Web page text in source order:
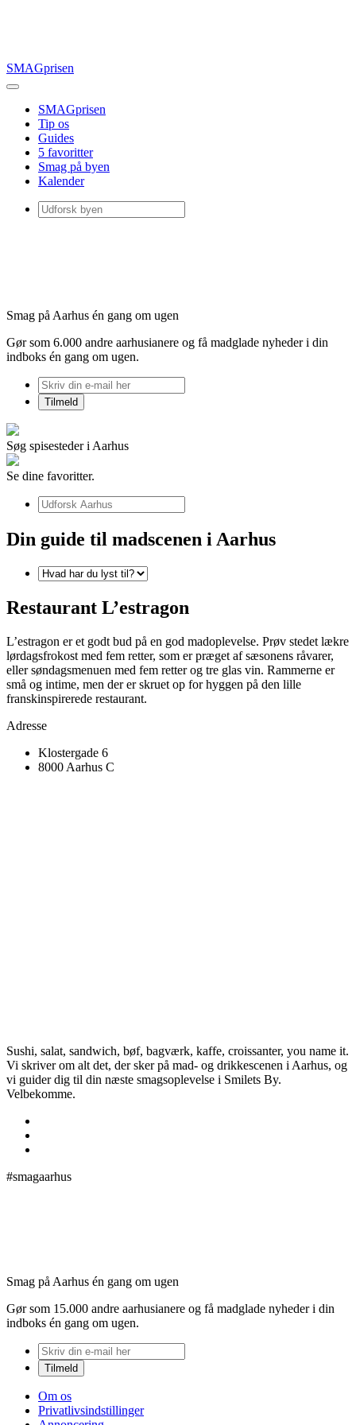
SMAGprisen
SMAGprisen
Tip os
Guides
5 favoritter
Smag på byen
Kalender
Smag på Aarhus én gang om ugen
Gør som 6.000 andre aarhusianere og få madglade nyheder i din
indboks én gang om ugen.
Søg spisesteder i Aarhus
Se dine favoritter.
Din guide til madscenen i Aarhus
Restaurant L’estragon
L’estragon er et godt bud på en god madoplevelse. Prøv stedet lækre
lørdagsfrokost med fem retter, som er præget af sæsonens råvarer,
eller søndagsmenuen med fem retter og tre glas vin. Rammerne er
små og intime, men der er skruet op for hyggen på den lille
franskinspirerede restaurant.
Adresse
Klostergade 6
8000 Aarhus C
Sushi, salat, sandwich, bøf, bagværk, kaffe, croissanter, you name it.
Vi skriver om alt det, der sker på mad- og drikkescenen i Aarhus, og
vi guider dig til din næste smagsoplevelse i Smilets By.
Velbekomme.
#smagaarhus
Smag på Aarhus én gang om ugen
Gør som 15.000 andre aarhusianere og få madglade nyheder i din
indboks én gang om ugen.
Om os
Privatlivsindstillinger